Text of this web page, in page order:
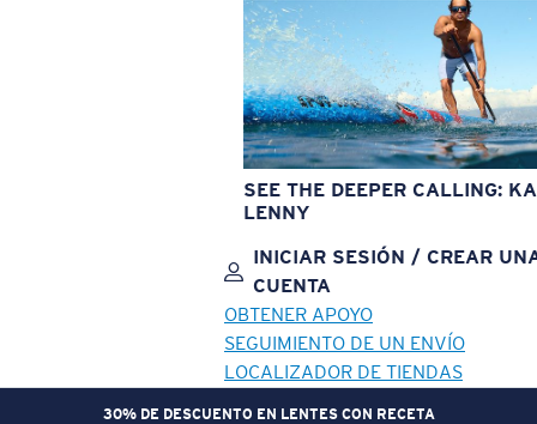
SEE THE DEEPER CALLING:
LENNY
INICIAR SESIÓN / CREAR
CUENTA
OBTENER APOYO
SEGUIMIENTO DE UN ENVÍO
LOCALIZADOR DE TIENDAS
30% DE DESCUENTO EN LENTES CON RECETA